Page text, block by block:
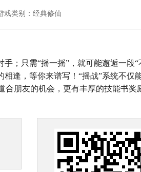
戏类别：经典修仙
；只需“摇一摇”，就可能邂逅一段“
相逢，等你来谱写！“摇战”系统不仅
合朋友的机会，更有丰厚的技能书奖